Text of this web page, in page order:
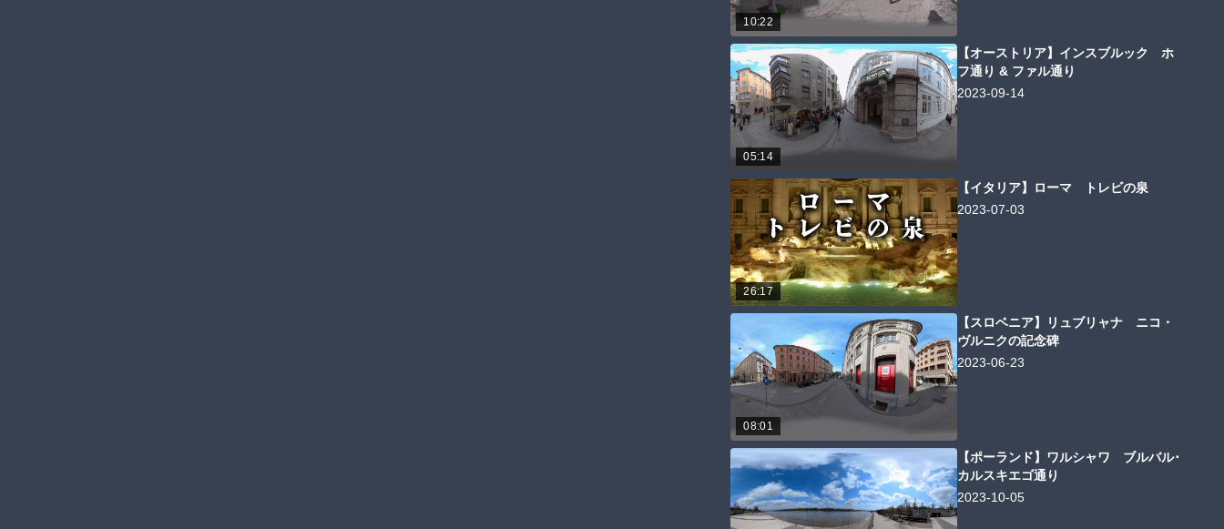
10:22
05:14
【オーストリア】インスブルック ホ
フ通り & ファル通り
2023-09-14
26:17
【イタリア】ローマ トレビの泉
2023-07-03
08:01
【スロベニア】リュブリャナ ニコ・
ヴルニクの記念碑
2023-06-23
【ポーランド】ワルシャワ ブルバル･
カルスキエゴ通り
2023-10-05